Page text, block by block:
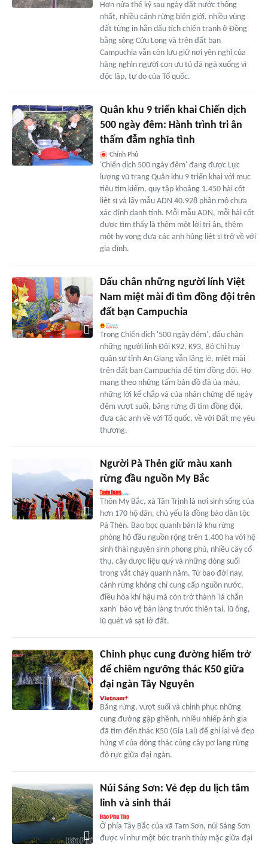
Hơn nửa thế kỷ sau ngày đất nước thống
nhất, nhiều cánh rừng biên giới, nhiều vùng
đất từng in hằn dấu tích chiến tranh ở Đồng
bằng sông Cửu Long và trên đất bạn
Campuchia vẫn còn lưu giữ nơi yên nghỉ của
hàng nghìn người con ưu tú đã ngã xuống vì
độc lập, tự do của Tổ quốc.
Quân khu 9 triển khai Chiến dịch
500 ngày đêm: Hành trình tri ân
thấm đẫm nghĩa tình
Chính Phủ
'Chiến dịch 500 ngày đêm' đang được Lực
lượng vũ trang Quân khu 9 triển khai với mục
tiêu tìm kiếm, quy tập khoảng 1.450 hài cốt
liệt sĩ và lấy mẫu ADN 40.928 phần mộ chưa
xác định danh tính. Mỗi mẫu ADN, mỗi hài cốt
được tìm thấy là thêm một lời tri ân, thêm
một hy vọng đưa các anh hùng liệt sĩ trở về với
gia đình.
Dấu chân những người lính Việt
Nam miệt mài đi tìm đồng đội trên
đất bạn Campuchia
Trong Chiến dịch '500 ngày đêm', dấu chân
những người lính Đội K92, K93, Bộ Chỉ huy
quân sự tỉnh An Giang vẫn lặng lẽ, miệt mài
trên đất bạn Campuchia để tìm đồng đội. Họ
mang theo những tấm bản đồ đã úa màu,
những lời kể chắp vá của nhân chứng để ngày
đêm vượt suối, băng rừng đi tìm đồng đội,
đưa các anh về với Tổ quốc, về với Đất mẹ yêu
thương.
Người Pà Thẻn giữ màu xanh
rừng đầu nguồn My Bắc
Thôn My Bắc, xã Tân Trịnh là nơi sinh sống của
hơn 170 hộ dân, chủ yếu là đồng bào dân tộc
Pà Thẻn. Bao bọc quanh bản là khu rừng
phòng hộ đầu nguồn rộng trên 1.400 ha với hệ
sinh thái nguyên sinh phong phú, nhiều cây cổ
thụ, cây dược liệu quý và những dòng suối
trong vắt chảy quanh năm. Từ bao đời nay,
cánh rừng không chỉ cung cấp nguồn nước,
điều hòa khí hậu mà còn trở thành 'lá chắn
xanh' bảo vệ bản làng trước thiên tai, lũ ống,
lũ quét và sạt lở đất.
Chinh phục cung đường hiểm trở
để chiêm ngưỡng thác K50 giữa
đại ngàn Tây Nguyên
Băng rừng, vượt suối và chinh phục những
cung đường gập ghềnh, nhiều nhiếp ảnh gia
đã tìm đến thác K50 (Gia Lai) để ghi lại vẻ đẹp
hùng vĩ của dòng thác cùng cây pơ lang rừng
đỏ rực giữa đại ngàn.
Núi Sáng Sơn: Vẻ đẹp du lịch tâm
linh và sinh thái
Ở phía Tây Bắc của xã Tam Sơn, núi Sáng Sơn
được ví như một bức tranh thủy mặc giữa đại